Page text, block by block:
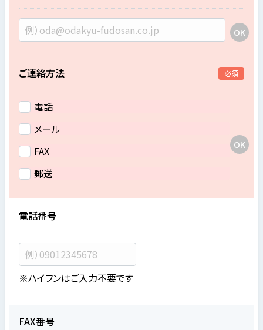
ご連絡方法 必須
電話
メール
FAX
郵送
電話番号
※ハイフンはご入力不要です
FAX番号